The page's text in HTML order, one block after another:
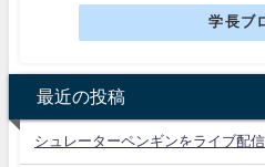
学長ブ
最近の投稿
シュレーターペンギンをライブ配